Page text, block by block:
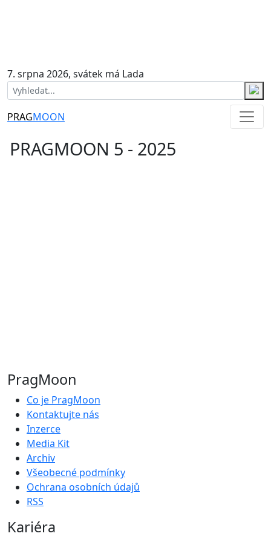
7. srpna 2026, svátek má Lada
PRAGMOON
PRAGMOON 5 - 2025
PragMoon
Co je PragMoon
Kontaktujte nás
Inzerce
Media Kit
Archiv
Všeobecné podmínky
Ochrana osobních údajů
RSS
Kariéra